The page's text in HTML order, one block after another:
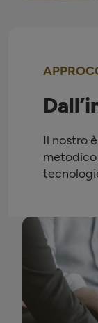
Il nostro
metodico